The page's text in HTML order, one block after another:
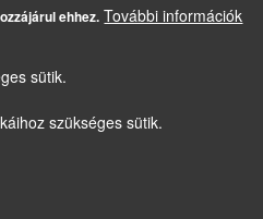
ehhez. További információk
sütik.
szükséges sütik.